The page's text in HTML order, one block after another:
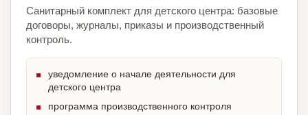
Санитарный комплект для детского центра: базовые
договоры, журналы, приказы и производственный
контроль.
уведомление о начале деятельности для
детского центра
программа производственного контроля